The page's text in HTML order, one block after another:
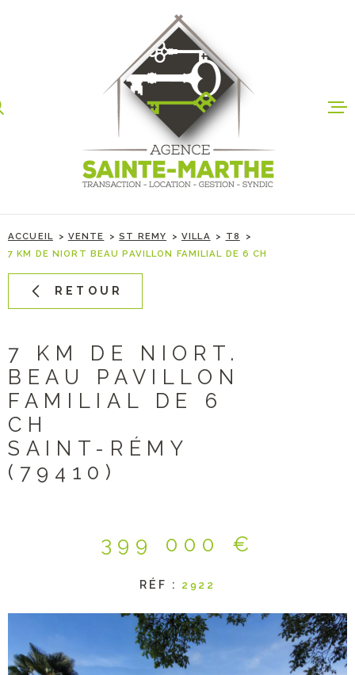
ACCUEIL
VENTES
ACCUEIL VENTE ST REMY VILLA
T8
7 KM DE NIORT BEAU PAVILLON FAMILIAL DE 6 CH
RETOUR
7 KM DE NIORT.
BEAU PAVILLON
FAMILIAL DE 6
CH
SAINT-RÉMY
(79410)
399 000 €
RÉF : 2922